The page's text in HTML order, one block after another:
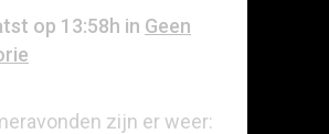
op 13:58h in Geen
zijn er weer: